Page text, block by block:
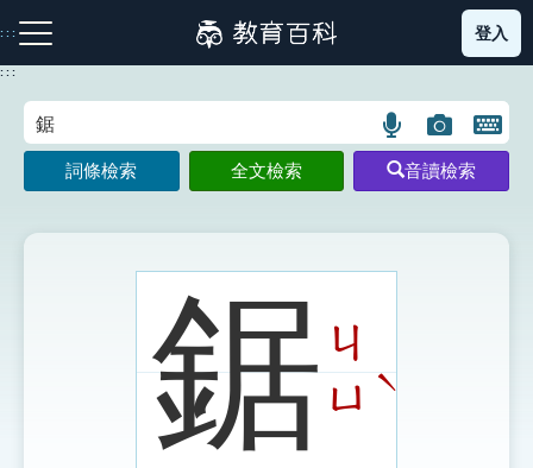
到
主
:::
注音索引圖示 筆畫索引圖示 部首索引表圖示
登入
:::
語
言
搜
示
圖
片
搜
開
鍵
圖
詞條檢索 全文檢索 音讀檢索
鋸 ㄐ
ㄩˋ